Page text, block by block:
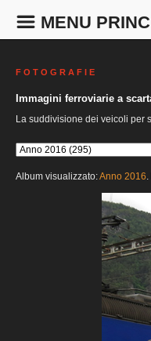
MENU
F O T O G R A F I E
Immagini ferroviarie a
La suddivisione dei veicoli per
Album visualizzato:Anno 2016